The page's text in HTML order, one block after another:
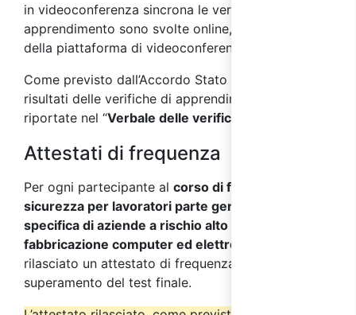
in videoconferenza sincrona le verifiche di
apprendimento sono svolte online, per mezzo
della piattaforma di videoconferenza.
Come previsto dall’Accordo Stato Regioni 2025, i
risultati delle verifiche di apprendimento saranno
riportate nel “Verbale delle verifiche finali
Attestati di frequenza
Per ogni partecipante al corso di formazione sulla
sicurezza per lavoratori parte generale + parte
specifica di aziende a rischio alto del settore
fabbricazione computer ed elettronica
rilasciato un attestato di frequenza a seguito del
superamento del test finale.